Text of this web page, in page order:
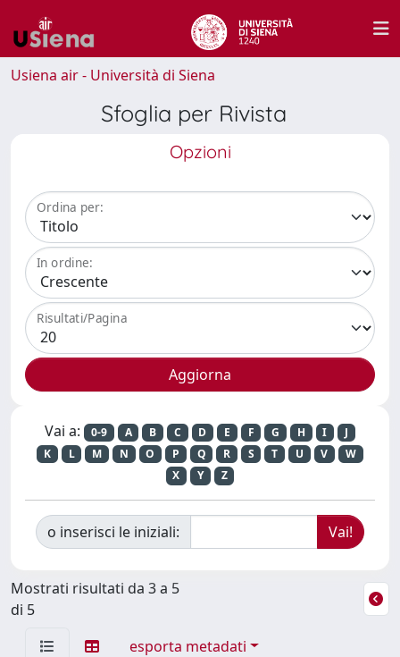
Usiena air - Università di Siena
Sfoglia per Rivista
Opzioni
Ordina per:
In ordine:
Risultati/Pagina
Vai a: 0-9 A B C D E F G H I
J
K
L M N O P Q R S T U V
W
X
Y Z
o inserisci le iniziali:
Mostrati risultati da 3 a 5
di 5
esporta metadati